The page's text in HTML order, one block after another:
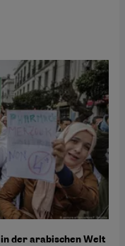
der arabischen Welt